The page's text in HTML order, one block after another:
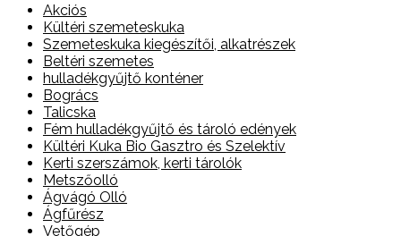
Akciós
Kültéri szemeteskuka
Szemeteskuka kiegészítői, alkatrészek
Beltéri szemetes
hulladékgyűjtő konténer
Bogrács
Talicska
Fém hulladékgyűjtő és tároló edények
Kültéri Kuka Bio Gasztro és Szelektív
Kerti szerszámok, kerti tárolók
Metszőolló
Ágvágó Olló
Ágfűrész
Vetőgép